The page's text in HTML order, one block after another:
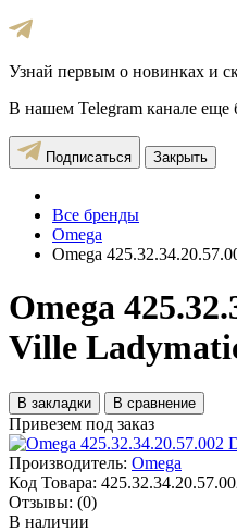
Узнай первым о новинках и
В нашем Telegram канале
Подписаться Закрыть
Все бренды
Omega
Omega
Omega
Ville
В закладки В сравнение
Привезем под заказ
Производитель: Omega
Код Товара:
Отзывы: (0)
В наличии